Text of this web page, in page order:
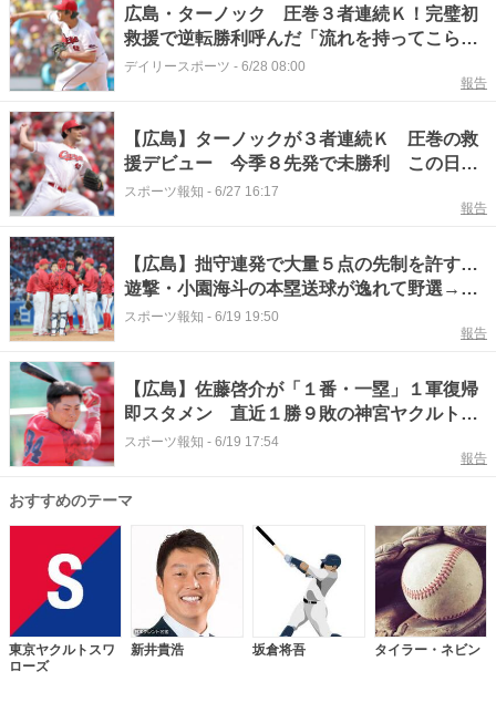
広島・ターノック 圧巻３者連続Ｋ！完璧初
救援で逆転勝利呼んだ「流れを持ってこられ
る投球できた」 剛腕から無失点リレー
デイリースポーツ - 6/28 08:00
報告
【広島】ターノックが３者連続Ｋ 圧巻の救
援デビュー 今季８先発で未勝利 この日か
ら配置転換
スポーツ報知 - 6/27 16:17
報告
【広島】拙守連発で大量５点の先制を許す…
遊撃・小園海斗の本塁送球が逸れて野選→三
塁・坂倉将吾が適時失策 ターノックは４回
スポーツ報知 - 6/19 19:50
報告
【広島】佐藤啓介が「１番・一塁」１軍復帰
即スタメン 直近１勝９敗の神宮ヤクルト
戦 来日７戦未勝利のターノックが先発
スポーツ報知 - 6/19 17:54
報告
おすすめのテーマ
東京ヤクルトスワ
ローズ
新井貴浩 坂倉将吾 タイラー・ネビン